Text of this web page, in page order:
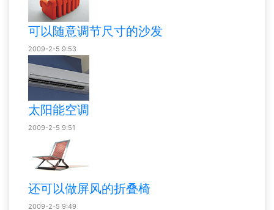
可以随意调节尺寸的沙发
2009-2-5 9:53
太阳能空调
2009-2-5 9:51
还可以做屏风的折叠椅
2009-2-5 9:49